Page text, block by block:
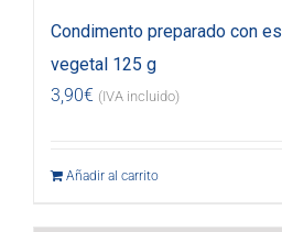
Condimento preparado con
vegetal 125 g
3,90€ (IVA incluido)
Añadir al carrito